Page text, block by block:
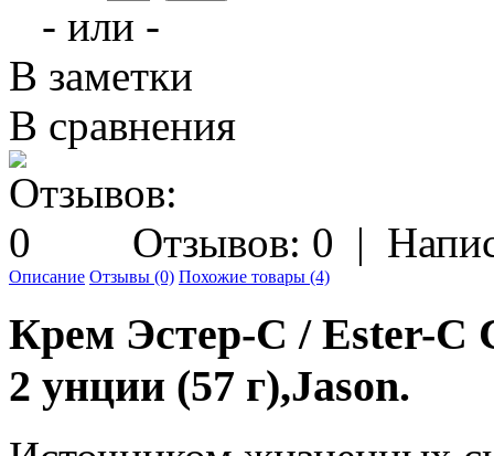
- или -
В заметки
В сравнения
Отзывов: 0 |
Описание Отзывы (0) Похожие товары (4)
Крем Эстер-С / Ester-C
2 унции (57 г),Jason.